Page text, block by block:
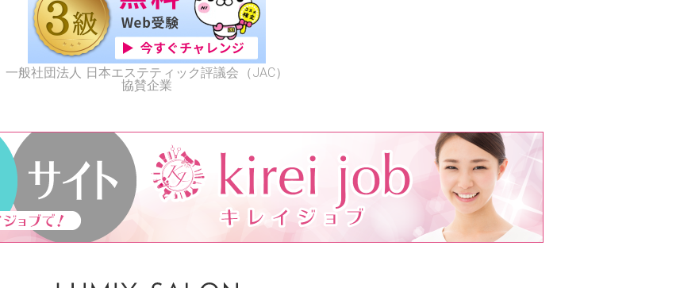
一般社団法人 日本エステティック評議会（JAC）
協賛企業